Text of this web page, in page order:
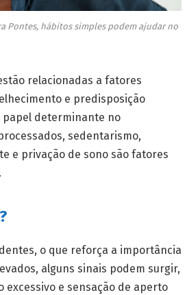
Pontes, hábitos simples podem ajudar no
relacionadas a fatores
e predisposição
papel determinante no
sedentarismo,
e privação de sono são fatores
o que reforça a importância
alguns sinais podem surgir,
e sensação de aperto